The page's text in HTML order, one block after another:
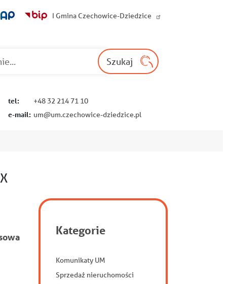
I Gmina Czechowice-Dziedzice
Szukaj
tel: +48 32 214 71 10
e-mail: um@um.czechowice-dziedzice.pl
Kategorie
Komunikaty UM
Sprzedaż nieruchomości